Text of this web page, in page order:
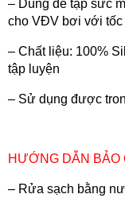
– Dùng để tập sức
cho VĐV bơi với tốc
– Chất liệu: 100%
tập luyện
– Sử dụng được
HƯỚNG DẪN BẢO
– Rửa sạch bằng